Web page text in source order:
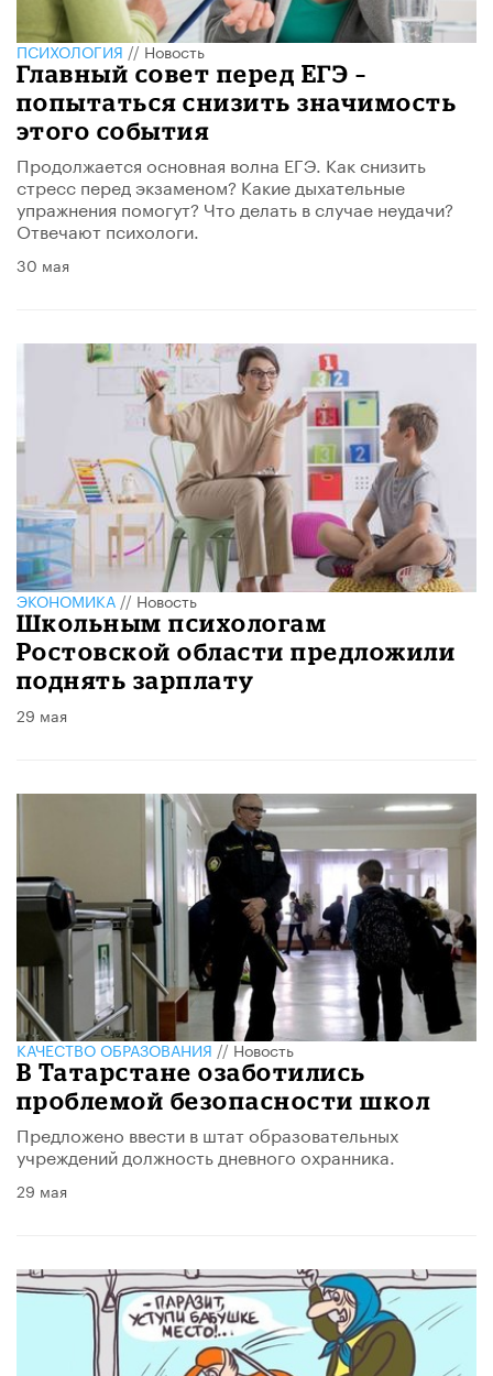
ПСИХОЛОГИЯ//Новость
Главный совет перед ЕГЭ –
попытаться снизить значимость
этого события
​Продолжается основная волна ЕГЭ. Как снизить
стресс перед экзаменом? Какие дыхательные
упражнения помогут? Что делать в случае неудачи?
Отвечают психологи.
30 мая
ЭКОНОМИКА//Новость
Школьным психологам
Ростовской области предложили
поднять зарплату
29 мая
КАЧЕСТВО ОБРАЗОВАНИЯ//Новость
В Татарстане озаботились
проблемой безопасности школ
Предложено ввести в штат образовательных
учреждений должность дневного охранника.
29 мая